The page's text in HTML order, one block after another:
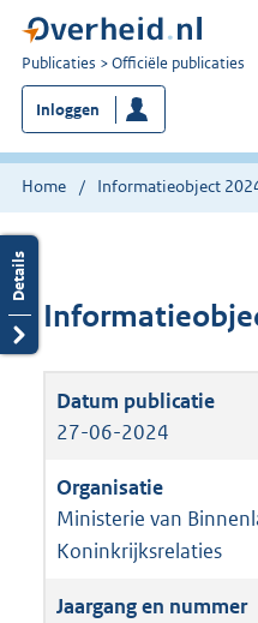
U
bent
nu
hier:
Publicaties Officiële publicaties
Inloggen
Home Informatieobject
27-06-2024
Ministerie van
Koninkrijksrelaties